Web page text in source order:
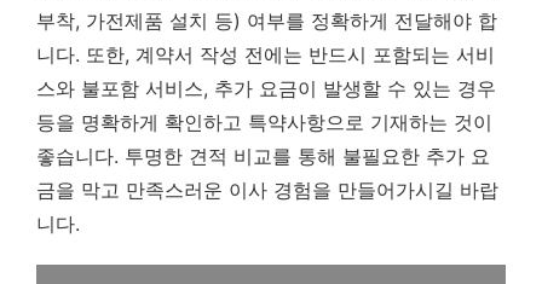
부착, 가전제품 설치 등) 여부를 정확하게 전달해야 합
니다. 또한, 계약서 작성 전에는 반드시 포함되는 서비
스와 불포함 서비스, 추가 요금이 발생할 수 있는 경우
등을 명확하게 확인하고 특약사항으로 기재하는 것이
좋습니다. 투명한 견적 비교를 통해 불필요한 추가 요
금을 막고 만족스러운 이사 경험을 만들어가시길 바랍
니다.